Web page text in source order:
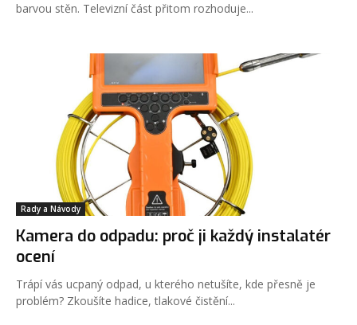
barvou stěn. Televizní část přitom rozhoduje...
Rady a Návody
Kamera do odpadu: proč ji každý instalatér
ocení
Trápí vás ucpaný odpad, u kterého netušíte, kde přesně je
problém? Zkoušíte hadice, tlakové čistění...